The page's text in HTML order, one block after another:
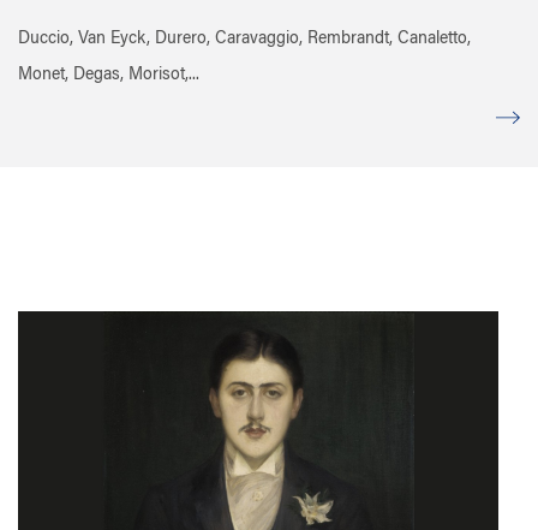
Duccio, Van Eyck, Durero, Caravaggio, Rembrandt, Canaletto,
Monet, Degas, Morisot,...